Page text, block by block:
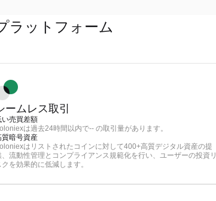
ラットフォーム
ームレス取引
い売買差額
は過去24時間以内で-- の取引量があります。
質暗号資産
はリストされたコインに対して400+高質デジタル資産の提
、流動性管理とコンプライアンス規範化を行い、ユーザーの投資リ
クを効果的に低減します。